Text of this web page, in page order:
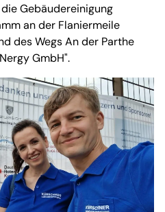
Gebäudereinigung
an der Flaniermeile
des Wegs An der Parthe
GmbH".